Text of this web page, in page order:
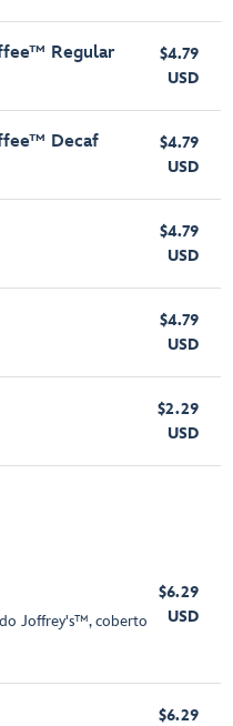
Regular
$4.79
USD
Decaf
$4.79
USD
$4.79
USD
$4.79
USD
$2.29
USD
Joffrey's™, coberto
$6.29
USD
$6.29